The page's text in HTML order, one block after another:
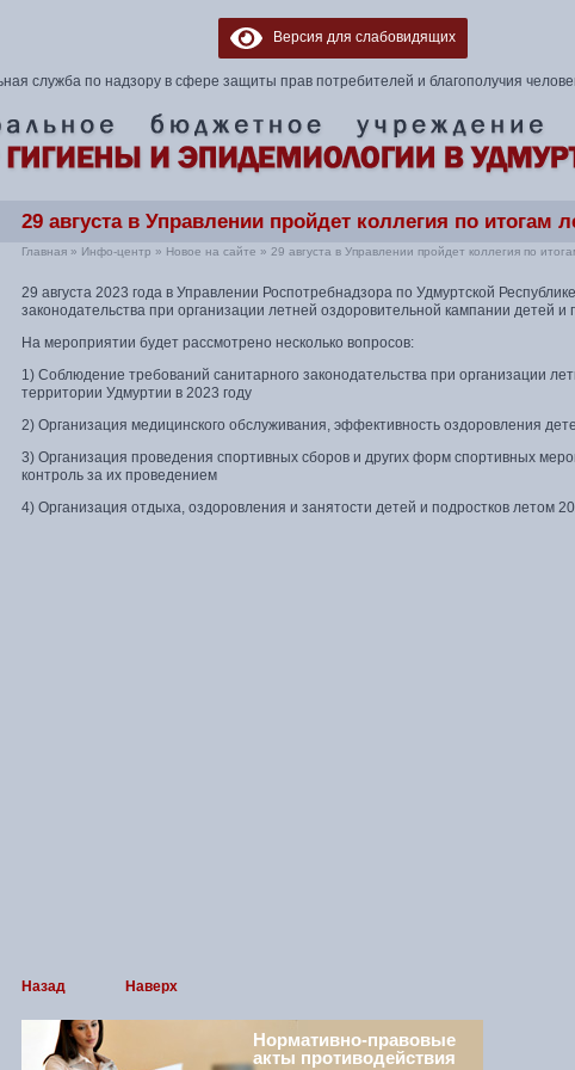
Версия для слабовидящих
служба по надзору в сфере защиты прав потребителей и благополучия
29 августа в Управлении пройдет коллегия по итогам
Главная » Инфо-центр » Новое на сайте » 29 августа в Управлении пройдет коллегия по
29 августа 2023 года в Управлении Роспотребнадзора по Удмуртской
законодательства при организации летней оздоровительной кампании детей и
На мероприятии будет рассмотрено несколько вопросов:
1) Соблюдение требований санитарного законодательства при организации
территории Удмуртии в 2023 году
2) Организация медицинского обслуживания, эффективность оздоровления
3) Организация проведения спортивных сборов и других форм спортивных
контроль за их проведением
4) Организация отдыха, оздоровления и занятости детей и подростков летом
Назад Наверх
Нормативно-правовые
акты противодействия